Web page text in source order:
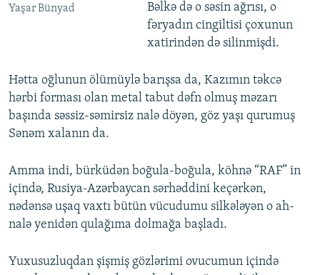
Yaşar Bünyad
Bəlkə də o səsin ağrısı, o
fəryadın cingiltisi çoxunun
xatirindən də silinmişdi.
Hətta oğlunun ölümüylə barışsa da, Kazımın təkcə
hərbi forması olan metal tabut dəfn olmuş məzarı
başında səssiz-səmirsiz nalə döyən, göz yaşı qurumuş
Sənəm xalanın da.
Amma indi, bürküdən boğula-boğula, köhnə “RAF” in
içində, Rusiya-Azərbaycan sərhəddini keçərkən,
nədənsə uşaq vaxtı bütün vücudumu silkələyən o ah-
nalə yenidən qulağıma dolmağa başladı.
Yuxusuzluqdan şişmiş gözlərimi ovucumun içində